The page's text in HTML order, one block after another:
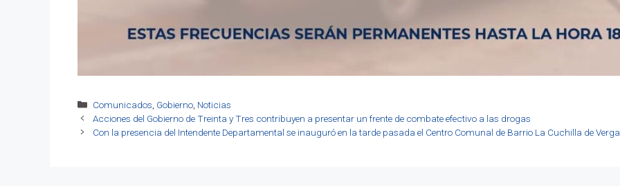
Categorías
Comunicados Gobierno, Noticias
Acciones del Gobierno de Treinta y Tres contribuyen a presentar un frente de combate efectivo a las drogas
Con la presencia del Intendente Departamental se inauguró en la tarde pasada el Centro Comunal de Barrio La Cuchilla de